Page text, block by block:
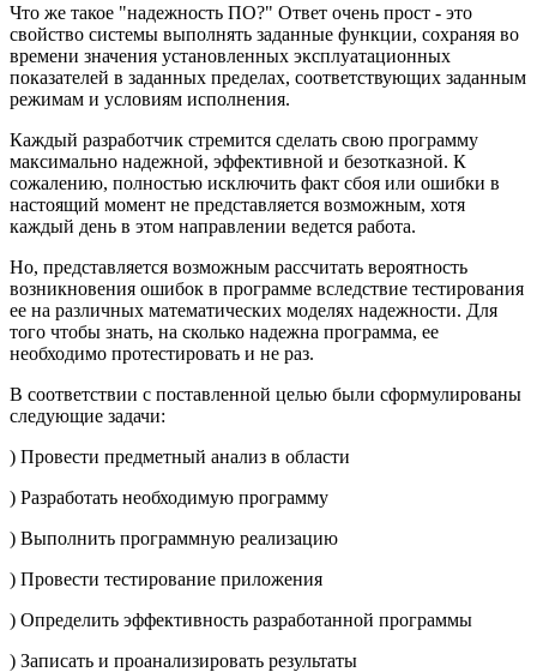
Что же такое "надежность ПО?" Ответ очень прост - это
свойство системы выполнять заданные функции, сохраняя во
времени значения установленных эксплуатационных
показателей в заданных пределах, соответствующих заданным
режимам и условиям исполнения.
Каждый разработчик стремится сделать свою программу
максимально надежной, эффективной и безотказной. К
сожалению, полностью исключить факт сбоя или ошибки в
настоящий момент не представляется возможным, хотя
каждый день в этом направлении ведется работа.
Но, представляется возможным рассчитать вероятность
возникновения ошибок в программе вследствие тестирования
ее на различных математических моделях надежности. Для
того чтобы знать, на сколько надежна программа, ее
необходимо протестировать и не раз.
В соответствии с поставленной целью были сформулированы
следующие задачи:
) Провести предметный анализ в области
) Разработать необходимую программу
) Выполнить программную реализацию
) Провести тестирование приложения
) Определить эффективность разработанной программы
) Записать и проанализировать результаты